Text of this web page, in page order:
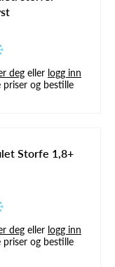
deg eller logg inn
priser og bestille
Storfe 1,8+
deg eller logg inn
priser og bestille